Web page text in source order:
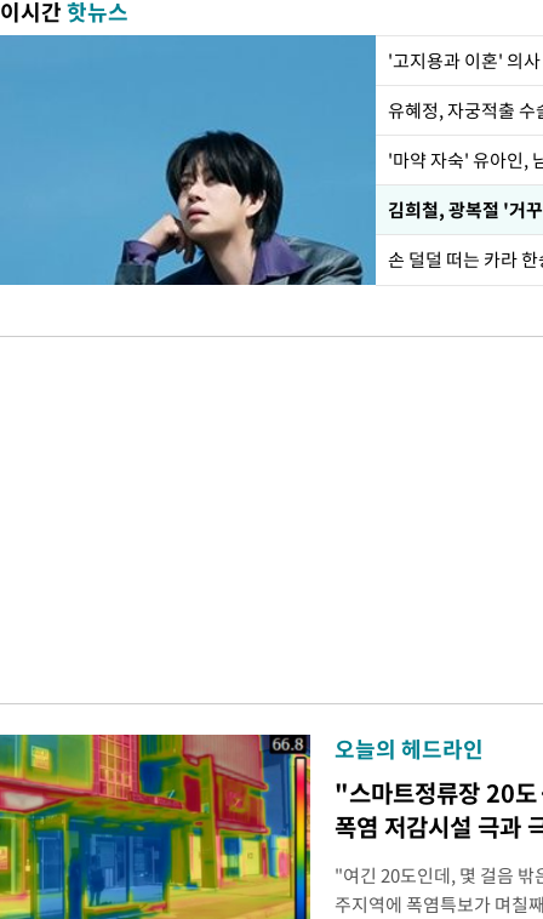
이시간핫뉴스
'고지용과 이혼' 의
유혜정, 자궁적출
'마약 자숙' 유아인,
손 덜덜 떠는 카라
오늘의 헤드라인
"스마트정류장 20
폭염 저감시설 극과
"여긴 20도인데, 몇 걸음
주지역에 폭염특보가 며칠